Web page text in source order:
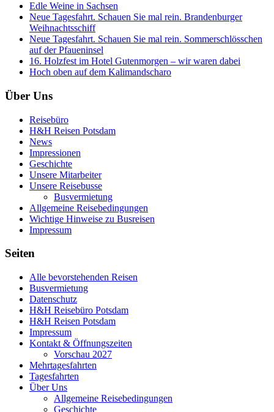
Edle Weine in Sachsen
Neue Tagesfahrt. Schauen Sie mal rein. Brandenburger
Weihnachtsschiff
Neue Tagesfahrt. Schauen Sie mal rein. Sommerschlösschen
auf der Pfaueninsel
16. Holzfest im Hotel Gutenmorgen – wir waren dabei
Hoch oben auf dem Kalimandscharo
Über Uns
Reisebüro
H&H Reisen Potsdam
News
Impressionen
Geschichte
Unsere Mitarbeiter
Unsere Reisebusse
Busvermietung
Allgemeine Reisebedingungen
Wichtige Hinweise zu Busreisen
Impressum
Seiten
Alle bevorstehenden Reisen
Busvermietung
Datenschutz
H&H Reisebüro Potsdam
H&H Reisen Potsdam
Impressum
Kontakt & Öffnungszeiten
Vorschau 2027
Mehrtagesfahrten
Tagesfahrten
Über Uns
Allgemeine Reisebedingungen
Geschichte